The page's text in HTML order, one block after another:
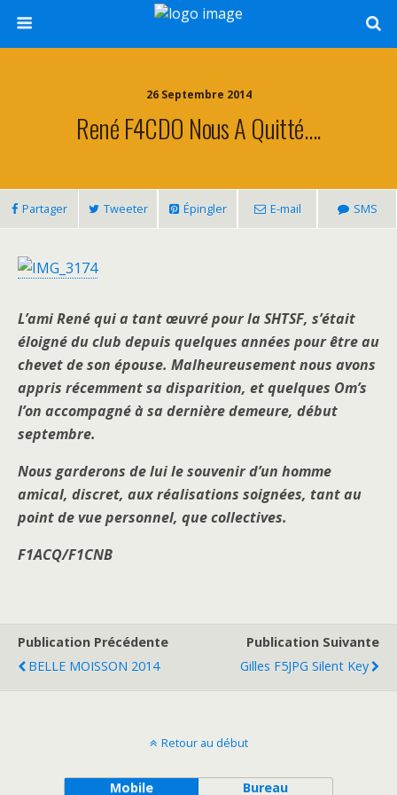
26 Septembre 2014
René F4CDO Nous A Quitté….
Partager Tweeter Épingler E-mail SMS
L’ami René qui a tant œuvré pour la SHTSF, s’était
éloigné du club depuis quelques années pour être au
chevet de son épouse. Malheureusement nous avons
appris récemment sa disparition, et quelques Om’s
l’on accompagné à sa dernière demeure, début
septembre.
Nous garderons de lui le souvenir d’un homme
amical, discret, aux réalisations soignées, tant au
point de vue personnel, que collectives.
F1ACQ/F1CNB
Publication Précédente
BELLE MOISSON 2014
Publication Suivante
Gilles F5JPG Silent Key
Retour au début
Mobile Bureau